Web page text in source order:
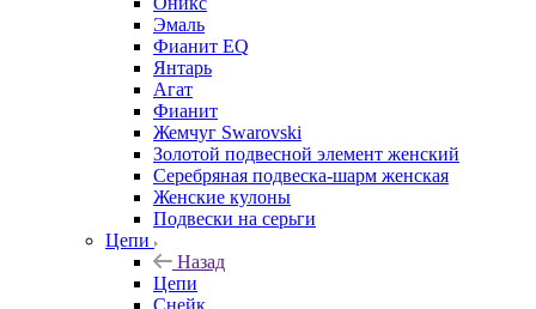
Эмаль
Фианит EQ
Янтарь
Агат
Фианит
Жемчуг Swarovski
Золотой подвесной элемент женcкий
Серебряная подвеска-шарм женская
Женские кулоны
Подвески на серьги
Цепи
Назад
Цепи
Снейк